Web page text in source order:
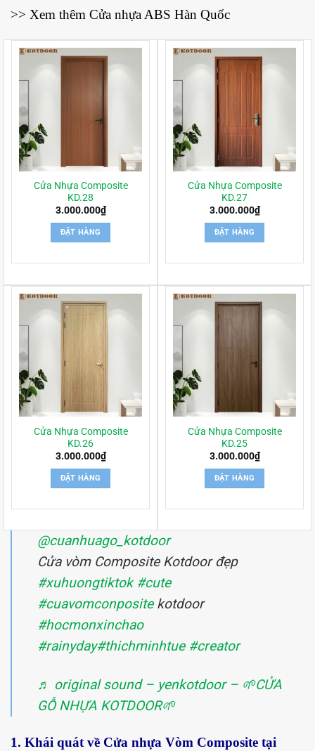
>> Xem thêm Cửa nhựa ABS Hàn Quốc
Cửa Nhựa Composite
KD.28
3.000.000₫
ĐẶT HÀNG
Cửa Nhựa Composite
KD.27
3.000.000₫
ĐẶT HÀNG
Cửa Nhựa Composite
KD.26
3.000.000₫
ĐẶT HÀNG
Cửa Nhựa Composite
KD.25
3.000.000₫
ĐẶT HÀNG
@cuanhuago_kotdoor
Cửa vòm Composite Kotdoor đẹp
#xuhuongtiktok #cute
#cuavomconpositekotdoor
#hocmonxinchao
#rainyday#thichminhtue #creator
♬ original sound – yenkotdoor – 🌱CỬA
GỖ NHỰA KOTDOOR🌱
1. Khái quát về Cửa nhựa Vòm Composite tại